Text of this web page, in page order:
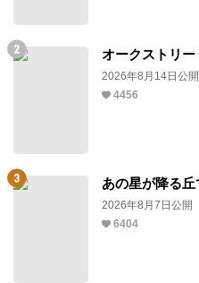
オークストリー
2026年8月14日公開
4456
あの星が降る丘
2026年8月7日公開
6404